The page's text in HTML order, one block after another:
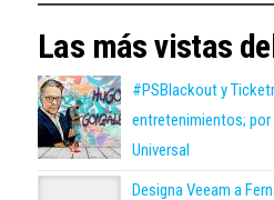
Las más vistas
#PSBlackout y
entretenimientos; por
Universal
Designa Veeam a